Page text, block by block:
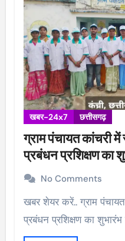
खबर-24x7 छत्तीसगढ़
ग्राम पंचायत कांचरी में
प्रबंधन प्रशिक्षण का
No Comments
खबर शेयर करें.. ग्राम पंचायत कांचरी में सब्जी खेती एवं नर्सरी
प्रबंधन प्रशिक्षण का